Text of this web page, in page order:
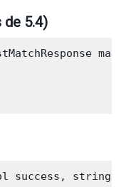
de 5.4)
success, string